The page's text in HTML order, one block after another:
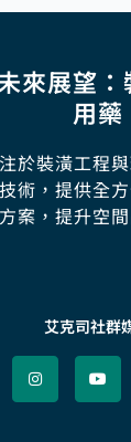
來展望
用藥
於裝潢工程
術，提供全
案，提升空間
艾克司社群
n
s
t
a
o
u
t
u